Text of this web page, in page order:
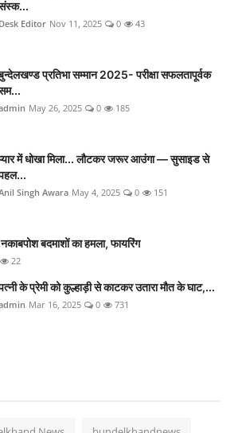
Desk Editor Nov 11, 2025 0 43
प्रतिभा सम्मान 2025- परीक्षा सफलतापूर्वक
May 26, 2025 0 185
में धोखा मिला... लौटकर जरूर आउंगा — सुसाइड से
Singh Awara May 4, 2025 0 151
बदमाशों का हमला, फायरिंग
22
के प्रेमी को कुल्हाड़ी से काटकर उतारा मौत के घाट,...
Mar 16, 2025 0 731